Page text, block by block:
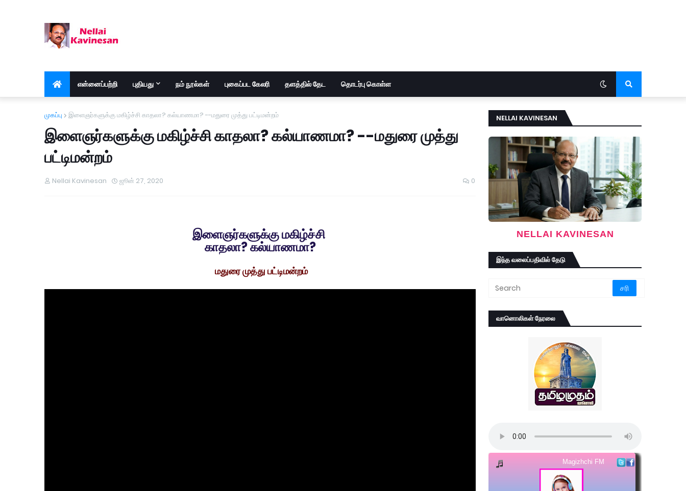
என்னைப்பற்றி புதியது நம் நூல்கள் புகைப்பட கேலரி தளத்தில் தேட தொடர்பு கொள்ள
முகப்பு இளைஞர்களுக்கு மகிழ்ச்சி காதலா? கல்யாணமா? --மதுரை முத்து பட்டிமன்றம்
இளைஞர்களுக்கு மகிழ்ச்சி காதலா? கல்யாணமா? --மதுரை முத்து
பட்டிமன்றம்
Nellai Kavinesan ஜூன் 27, 2020 0
இளைஞர்களுக்கு மகிழ்ச்சி
காதலா? கல்யாணமா?
மதுரை முத்து பட்டிமன்றம்
NELLAI KAVINESAN
NELLAI KAVINESAN
இந்த வலைப்பதிவில் தேடு
வானொலிகள் நேரலை